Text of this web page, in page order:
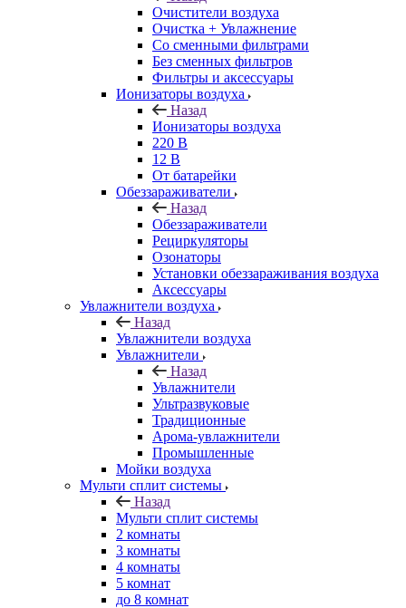
Очистители воздуха
Очистка + Увлажнение
Cо сменными фильтрами
Без сменных фильтров
Фильтры и аксессуары
Ионизаторы воздуха
Назад
Ионизаторы воздуха
220 В
12 В
От батарейки
Обеззараживатели
Назад
Обеззараживатели
Рециркуляторы
Озонаторы
Установки обеззараживания воздуха
Аксессуары
Увлажнители воздуха
Назад
Увлажнители воздуха
Увлажнители
Назад
Увлажнители
Ультразвуковые
Традиционные
Арома-увлажнители
Промышленные
Мойки воздуха
Мульти сплит системы
Назад
Мульти сплит системы
2 комнаты
3 комнаты
4 комнаты
5 комнат
до 8 комнат